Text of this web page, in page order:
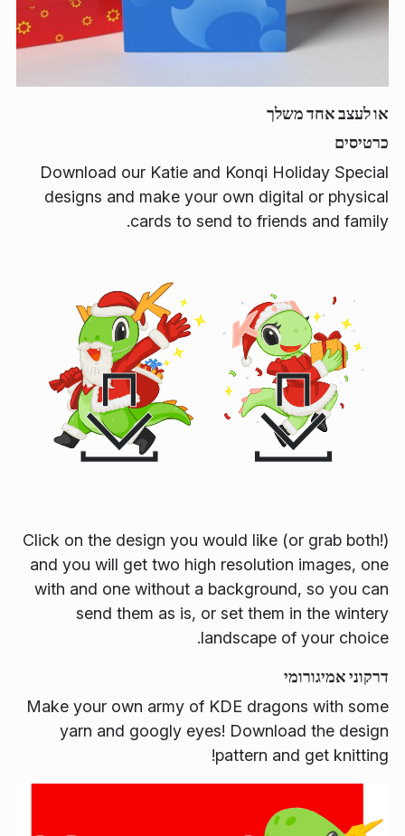
או לעצב אחד משלך
כרטיסים
Download our Katie and Konqi Holiday Special
designs and make your own digital or physical
cards to send to friends and family.
Click on the design you would like (or grab both!)
and you will get two high resolution images, one
with and one without a background, so you can
send them as is, or set them in the wintery
landscape of your choice.
דרקוני אמיגורומי
Make your own army of KDE dragons with some
yarn and googly eyes! Download the design
pattern and get knitting!